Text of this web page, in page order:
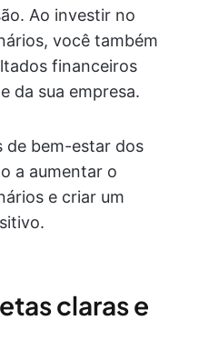
Ao investir no
você também
financeiros
da sua empresa.
de bem-estar dos
a aumentar o
e criar um
claras e